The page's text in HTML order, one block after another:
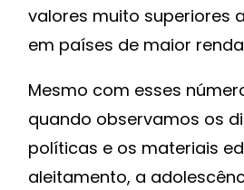
valores muito superiores
em países de maior
Mesmo com esses
quando observamos os
políticas e os materiais
aleitamento, a